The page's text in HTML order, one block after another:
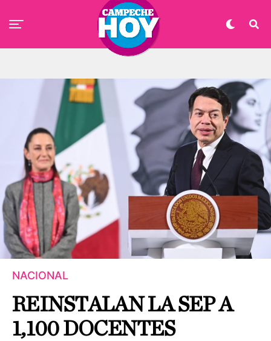
NACIONAL
REINSTALAN LA SEP A
1,100 DOCENTES